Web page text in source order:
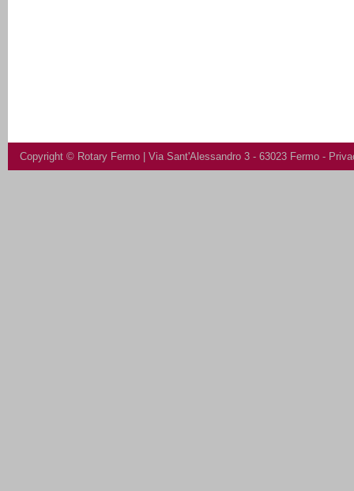
Copyright © Rotary Fermo | Via Sant'Alessandro 3 - 63023 Fermo -